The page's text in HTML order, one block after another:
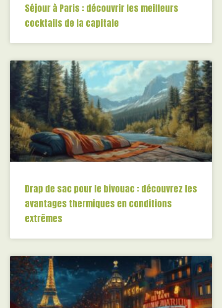
Séjour à Paris : découvrir les meilleurs
cocktails de la capitale
Drap de sac pour le bivouac : découvrez les
avantages thermiques en conditions
extrêmes